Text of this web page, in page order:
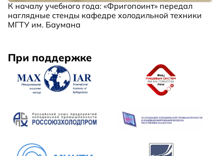
К началу учебного года: «Фригопоинт» передал
наглядные стенды кафедре холодильной техники
МГТУ им. Баумана
При поддержке